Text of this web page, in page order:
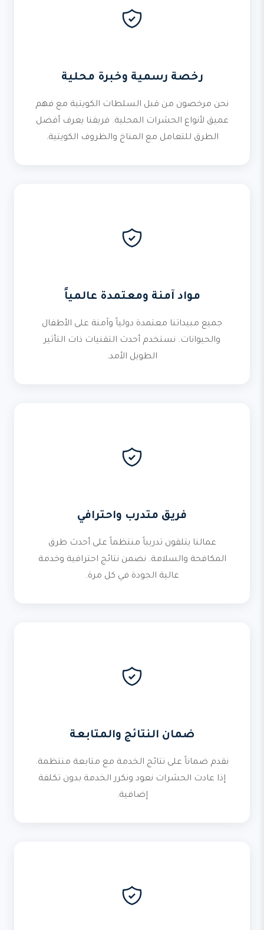
رخصة رسمية وخبرة محلية
نحن مرخصون من قبل السلطات الكويتية مع فهم
عميق لأنواع الحشرات المحلية. فريقنا يعرف أفضل
الطرق للتعامل مع المناخ والظروف الكويتية.
مواد آمنة ومعتمدة عالمياً
جميع مبيداتنا معتمدة دولياً وآمنة على الأطفال
والحيوانات. نستخدم أحدث التقنيات ذات التأثير
الطويل الأمد.
فريق متدرب واحترافي
عمالنا يتلقون تدريباً منتظماً على أحدث طرق
المكافحة والسلامة. نضمن نتائج احترافية وخدمة
عالية الجودة في كل مرة.
ضمان النتائج والمتابعة
نقدم ضماناً على نتائج الخدمة مع متابعة منتظمة.
إذا عادت الحشرات نعود ونكرر الخدمة بدون تكلفة
إضافية.